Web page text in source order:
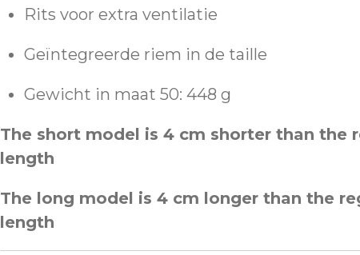
Rits voor extra ventilatie
Geïntegreerde riem in de taille
Gewicht in maat 50: 448 g
The short model is 4 cm shorter than the
length
The long model is 4 cm longer than the
length